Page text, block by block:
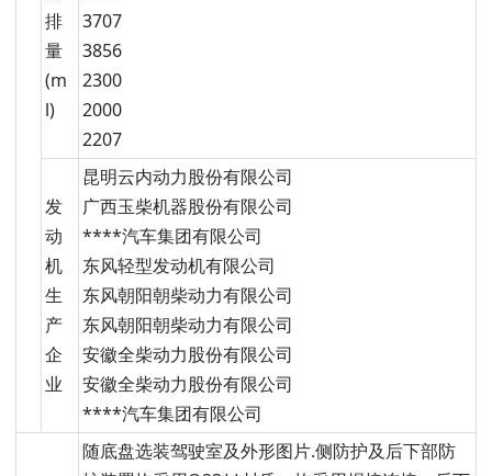
排
量
(m
l)
3707
3856
2300
2000
2207
发
动
机
生
产
企
业
昆明云内动力股份有限公司
广西玉柴机器股份有限公司
****汽车集团有限公司
东风轻型发动机有限公司
东风朝阳朝柴动力有限公司
东风朝阳朝柴动力有限公司
安徽全柴动力股份有限公司
安徽全柴动力股份有限公司
****汽车集团有限公司
随底盘选装驾驶室及外形图片.侧防护及后下部防